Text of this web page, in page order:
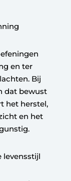
en ter
Bij
dat bewust
het herstel,
en het
levensstijl